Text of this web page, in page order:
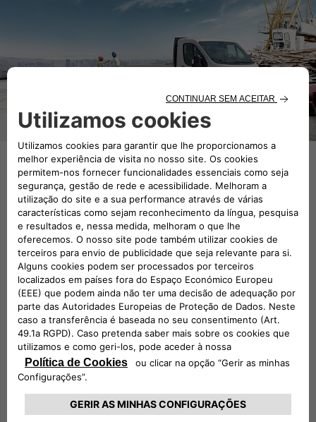
PACKS, A OFERTA COMPLETA
PACKS, UMA OFERTA COMPLETA
"Para o meu negócio, é essencial um serviço completo e
sem complicações."
CARE COMPLETO
Extensão de Garantia (Bateria de Tração(i)) + Manutenção
Programada + Assistência FIAT Professional + Viatura de
substituição/cortesia, se necessário(i) + Para veículos
comerciais elétricos: Assistência FIAT Professional até 8
anos e/ou 160.000 km, incluindo chamadas ilimitadas em
caso de falta de energia(i) + Estado da Bateria(i)
CARE PLUS COMPLETO